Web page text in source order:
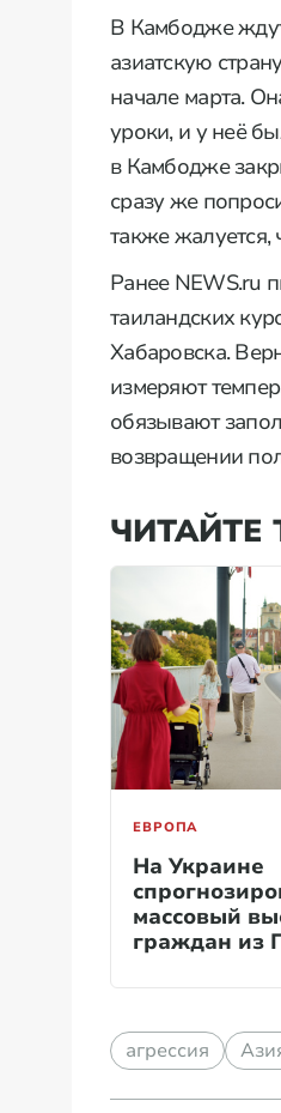
В Камбодже
азиатскую
начале марта.
уроки, и у неё
в Камбодже
сразу же
также жалуется,
Ранее NEWS.ru
таиландских
Хабаровска.
измеряют
обязывают
возвращении
ЧИТАЙТЕ
ЕВРОПА
На Украине
массовый
граждан из
агрессия